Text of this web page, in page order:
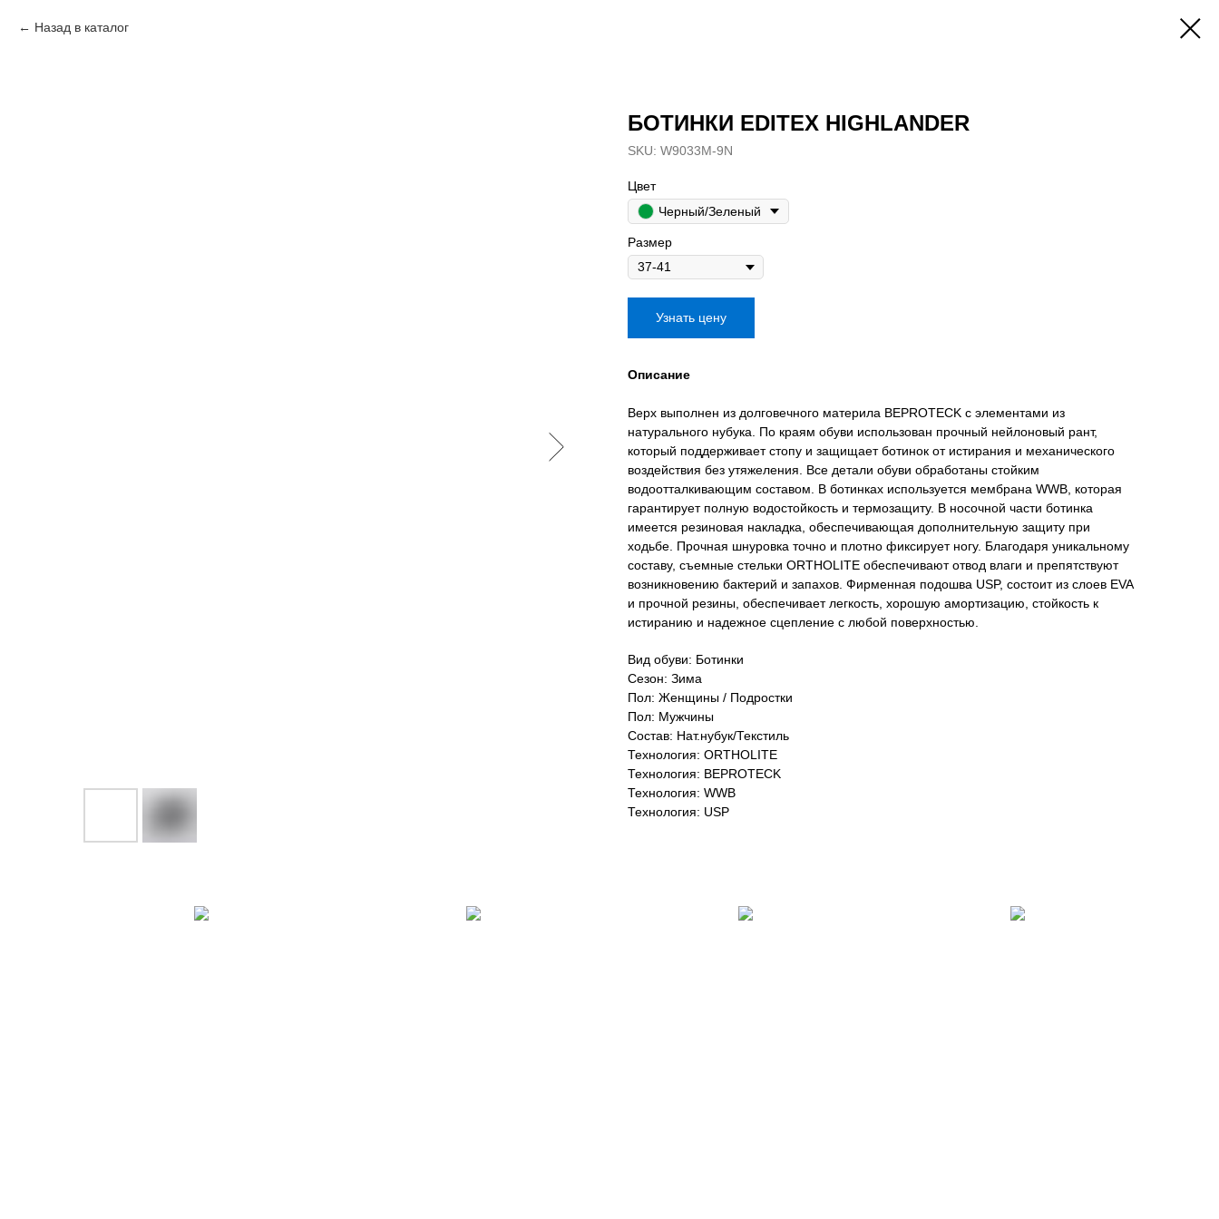
Назад в каталог
БОТИНКИ EDITEX HIGHLANDER
SKU: W9033M-9N
Цвет
Черный/Зеленый
Размер
Узнать цену
Описание
Верх выполнен из долговечного материла BEPROTECK с элементами из
натурального нубука. По краям обуви использован прочный нейлоновый рант,
который поддерживает стопу и защищает ботинок от истирания и механического
воздействия без утяжеления. Все детали обуви обработаны стойким
водоотталкивающим составом. В ботинках используется мембрана WWB, которая
гарантирует полную водостойкость и термозащиту. В носочной части ботинка
имеется резиновая накладка, обеспечивающая дополнительную защиту при
ходьбе. Прочная шнуровка точно и плотно фиксирует ногу. Благодаря уникальному
составу, съемные стельки ORTHOLITE обеспечивают отвод влаги и препятствуют
возникновению бактерий и запахов. Фирменная подошва USP, состоит из слоев EVA
и прочной резины, обеспечивает легкость, хорошую амортизацию, стойкость к
истиранию и надежное сцепление с любой поверхностью.
Вид обуви: Ботинки
Сезон: Зима
Пол: Женщины / Подростки
Пол: Мужчины
Состав: Нат.нубук/Текстиль
Технология: ORTHOLITE
Технология: BEPROTECK
Технология: WWB
Технология: USP